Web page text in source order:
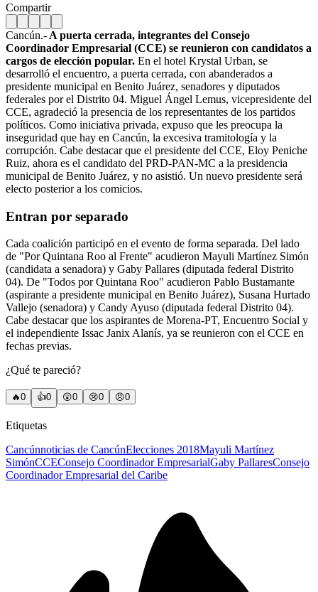
Compartir
Cancún.- A puerta cerrada, integrantes del Consejo
Coordinador Empresarial (CCE) se reunieron con candidatos a
cargos de elección popular. En el hotel Krystal Urban, se
desarrolló el encuentro, a puerta cerrada, con abanderados a
presidente municipal en Benito Juárez, senadores y diputados
federales por el Distrito 04. Miguel Ángel Lemus, vicepresidente del
CCE, agradeció la presencia de los representantes de los partidos
políticos. Como iniciativa privada, expuso que les preocupa la
inseguridad que hay en Cancún, la excesiva tramitología y la
corrupción. Cabe destacar que el presidente del CCE, Eloy Peniche
Ruiz, ahora es el candidato del PRD-PAN-MC a la presidencia
municipal de Benito Juárez, y no asistió. Un nuevo presidente será
electo posterior a los comicios.
Entran por separado
Cada coalición participó en el evento de forma separada. Del lado
de "Por Quintana Roo al Frente" acudieron Mayuli Martínez Simón
(candidata a senadora) y Gaby Pallares (diputada federal Distrito
04). De "Todos por Quintana Roo" acudieron Pablo Bustamante
(aspirante a presidente municipal en Benito Juárez), Susana Hurtado
Vallejo (senadora) y Candy Ayuso (diputada federal Distrito 04).
Cabe destacar que los aspirantes de Morena-PT, Encuentro Social y
el independiente Issac Janix Alanís, ya se reunieron con el CCE en
fechas previas.
¿Qué te pareció?
🔥0 👍0 😲0 😢0 😠0
Etiquetas
Cancúnnoticias de CancúnElecciones 2018Mayuli Martínez
SimónCCEConsejo Coordinador EmpresarialGaby PallaresConsejo
Coordinador Empresarial del Caribe